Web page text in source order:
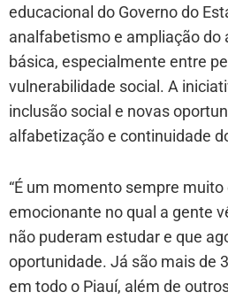
educacional do Governo do
analfabetismo e ampliação do
básica, especialmente entre
vulnerabilidade social. A
inclusão social e novas
alfabetização e continuidade
“É um momento sempre
emocionante no qual a gente
não puderam estudar e que
oportunidade. Já são mais de
em todo o Piauí, além de